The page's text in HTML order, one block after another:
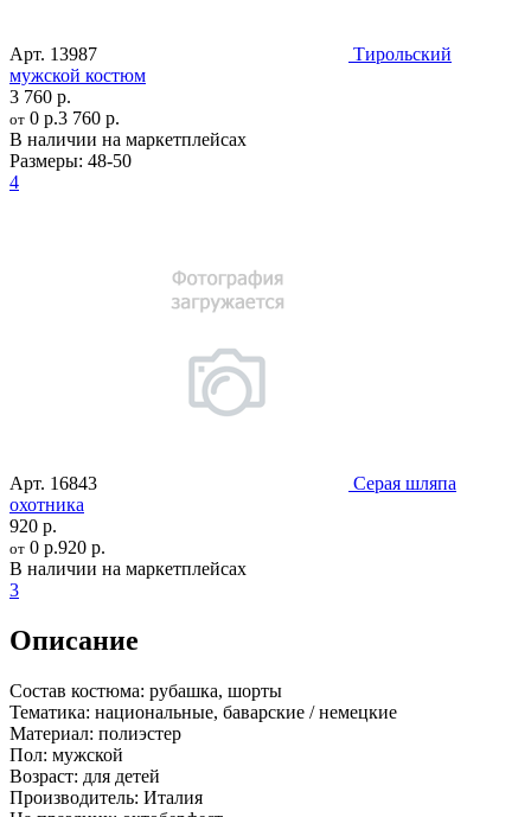
Арт. 13987
Тирольский
мужской костюм
3 760 р.
от 0 р.3 760 р.
В наличии на маркетплейсах
Размеры: 48-50
4
Арт. 16843
Серая шляпа
охотника
920 р.
от 0 р.920 р.
В наличии на маркетплейсах
3
Описание
Состав костюма: рубашка, шорты
Тематика: национальные, баварские / немецкие
Материал: полиэстер
Пол: мужской
Возраст: для детей
Производитель: Италия